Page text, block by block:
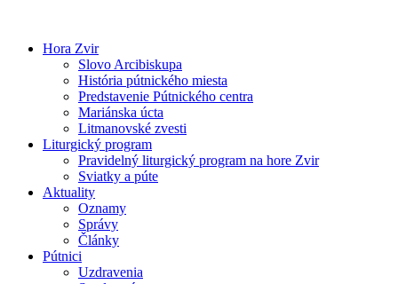
obsah
Hora Zvir
Slovo Arcibiskupa
História pútnického miesta
Predstavenie Pútnického centra
Mariánska úcta
Litmanovské zvesti
Liturgický program
Pravidelný liturgický program na hore Zvir
Sviatky a púte
Aktuality
Oznamy
Správy
Články
Pútnici
Uzdravenia